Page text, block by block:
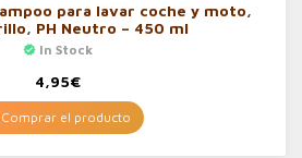
para lavar coche y moto,
PH Neutro – 450 ml
In Stock
4,95€
Comprar el producto